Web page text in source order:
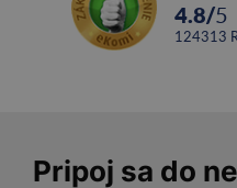
4.8/5
124313
Pripoj sa do